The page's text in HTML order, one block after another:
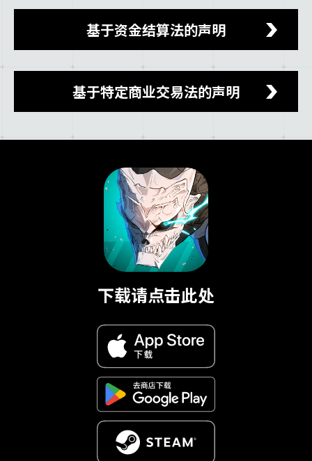
基于资金结算法的声明
基于特定商业交易法的声明
下载请点击此处